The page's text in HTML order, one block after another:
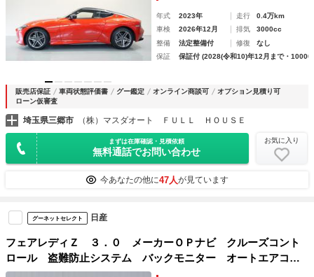
年式 2023年 走行
0.4万km
車検
2026年12月 排気
3000cc
整備
法定整備付 修復
なし
保証
保証付 (2028(令和10)年12月まで・
販売店保証 車両状態評価書 グー鑑定 オンライン商談可
オプション見積り可
ローン仮審査
埼玉県三郷市 （株）マスダオート ＦＵＬＬ ＨＯＵＳＥ
まずは在庫確認・見積依頼
無料通話でお問い合わせ
お気に入り
今あなたの他に47人が見ています
グーネットセレクト 日産
フェアレディＺ ３．０ メーカーＯＰナビ クルーズコント
ロール 盗難防止システム バックモニター オートエアコ
ン キーレス ドライブレコーダー ハイビームアシスト Ｌ